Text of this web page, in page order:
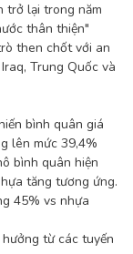
trở lại trong năm
thân thiện"
then chốt với an
Trung Quốc và
bình quân giá
lên mức 39,4%
bình quân hiện
tăng tương ứng.
45% vs nhựa
từ các tuyến